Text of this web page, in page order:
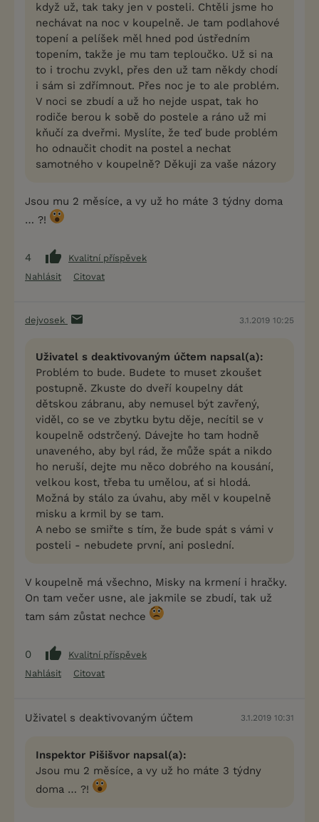
když už, tak taky jen v posteli. Chtěli jsme ho
nechávat na noc v koupelně. Je tam podlahové
topení a pelíšek měl hned pod ústředním
topením, takže je mu tam teploučko. Už si na
to i trochu zvykl, přes den už tam někdy chodí
i sám si zdřímnout. Přes noc je to ale problém.
V noci se zbudí a už ho nejde uspat, tak ho
rodiče berou k sobě do postele a ráno už mi
kňučí za dveřmi. Myslíte, že teď bude problém
ho odnaučit chodit na postel a nechat
samotného v koupelně? Děkuji za vaše názory
Jsou mu 2 měsíce, a vy už ho máte 3 týdny doma
… ?!
4
Kvalitní příspěvek
Nahlásit
Citovat
dejvosek 3.1.2019 10:25
Uživatel s deaktivovaným účtem napsal(a):
Problém to bude. Budete to muset zkoušet
postupně. Zkuste do dveří koupelny dát
dětskou zábranu, aby nemusel být zavřený,
viděl, co se ve zbytku bytu děje, necítil se v
koupelně odstrčený. Dávejte ho tam hodně
unaveného, aby byl rád, že může spát a nikdo
ho neruší, dejte mu něco dobrého na kousání,
velkou kost, třeba tu umělou, ať si hlodá.
Možná by stálo za úvahu, aby měl v koupelně
misku a krmil by se tam.
A nebo se smiřte s tím, že bude spát s vámi v
posteli - nebudete první, ani poslední.
V koupelně má všechno, Misky na krmení i hračky.
On tam večer usne, ale jakmile se zbudí, tak už
tam sám zůstat nechce
0
Kvalitní příspěvek
Nahlásit
Citovat
Uživatel s deaktivovaným účtem 3.1.2019 10:31
Inspektor Pišišvor napsal(a):
Jsou mu 2 měsíce, a vy už ho máte 3 týdny
doma … ?!